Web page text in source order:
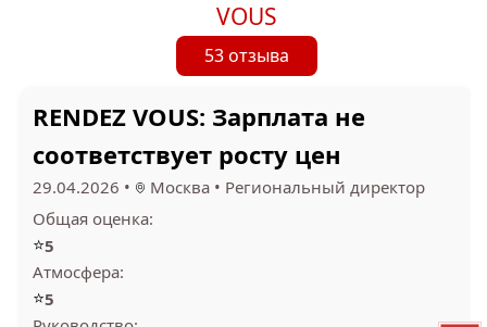
VOUS
53 отзыва
RENDEZ VOUS: Зарплата не
соответствует росту цен
29.04.2026 • Москва • Региональный директор
Общая оценка:
⭐5
Атмосфера:
⭐5